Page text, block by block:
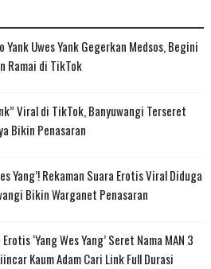
Yank Uwes Yank Gegerkan Medsos, Begini
Ramai di TikTok
Viral di TikTok, Banyuwangi Terseret
Bikin Penasaran
Yang’! Rekaman Suara Erotis Viral Diduga
Bikin Warganet Penasaran
‘Yang Wes Yang’ Seret Nama MAN 3
Kaum Adam Cari Link Full Durasi